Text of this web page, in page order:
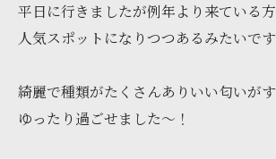
平日に行きましたが例年より来ている
人気スポットになりつつあるみたいで
綺麗で種類がたくさんありいい匂いが
ゆったり過ごせました～！